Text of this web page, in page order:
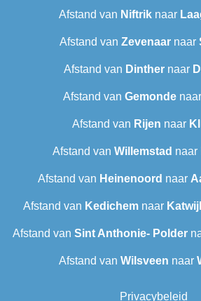
Afstand van Niftrik naar
Afstand van Zevenaar naar
Afstand van Dinther naar
Afstand van Gemondenaar
Afstand van Rijen naar
Afstand van Willemstad naar
Afstand van Heinenoord naar
Afstand van Kedichem naar
Afstand van Sint Anthonie- Polder
Afstand van Wilsveen‎ naar
Privacybeleid